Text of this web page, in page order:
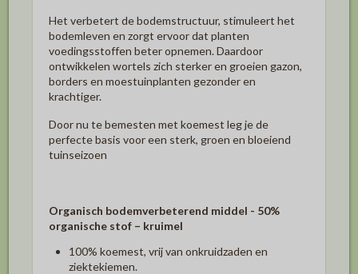
Het verbetert de bodemstructuur, stimuleert het
bodemleven en zorgt ervoor dat planten
voedingsstoffen beter opnemen. Daardoor
ontwikkelen wortels zich sterker en groeien gazon,
borders en moestuinplanten gezonder en
krachtiger.
Door nu te bemesten met koemest leg je de
perfecte basis voor een sterk, groen en bloeiend
tuinseizoen
Organisch bodemverbeterend middel - 50%
organische stof – kruimel
100% koemest, vrij van onkruidzaden en
ziektekiemen.